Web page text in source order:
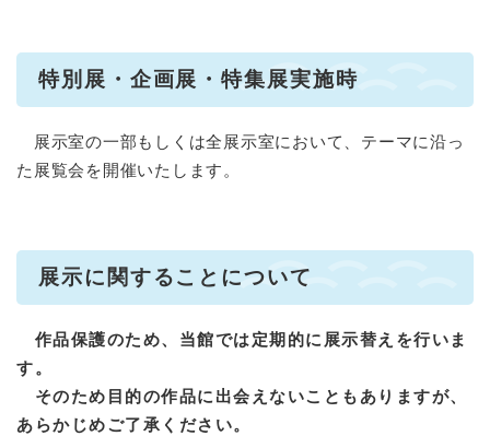
特別展・企画展・特集展実施時
展示室の一部もしくは全展示室において、テーマに沿っ
た展覧会を開催いたします。
展示に関することについて
作品保護のため、当館では定期的に展示替えを行いま
す。
そのため目的の作品に出会えないこともありますが、
あらかじめご了承ください。